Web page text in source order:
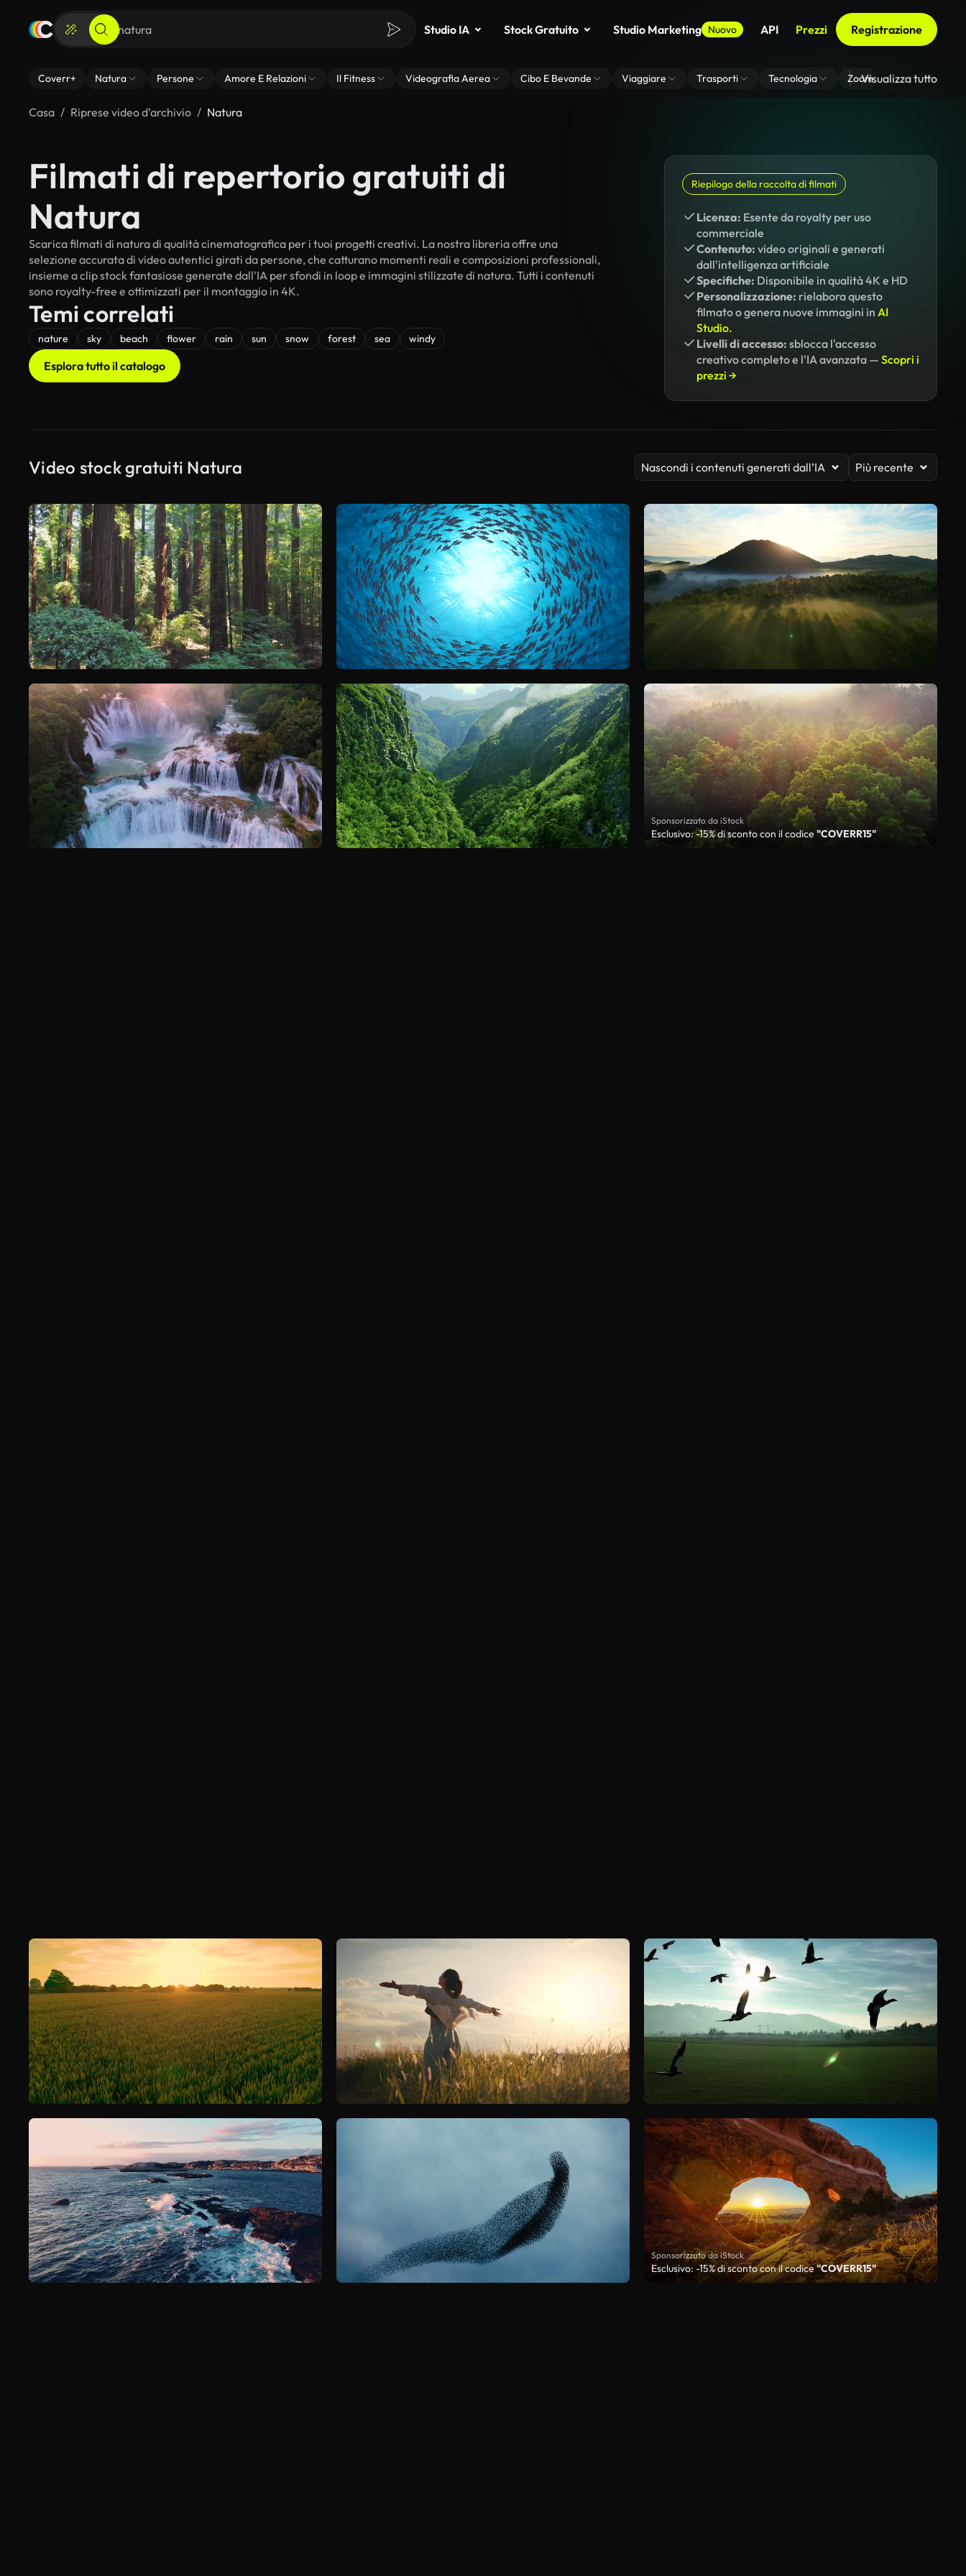
Studio IA Stock Gratuito Studio Marketing Nuovo API Prezzi Registrazione
Coverr+ Natura Persone Amore E Relazioni Il Fitness Videografia Aerea Cibo E Bevande Viaggiare Trasporti Tecnologia Zoom Di Sfondo Virtuale
Visualizza tutto
Casa Riprese video d’archivio Natura
Filmati di repertorio gratuiti di
Natura
Scarica filmati di natura di qualità cinematografica per i tuoi progetti creativi. La nostra libreria offre una
selezione accurata di video autentici girati da persone, che catturano momenti reali e composizioni professionali,
insieme a clip stock fantasiose generate dall'IA per sfondi in loop e immagini stilizzate di natura. Tutti i contenuti
sono royalty-free e ottimizzati per il montaggio in 4K.
Temi correlati
nature sky beach flower rain sun snow forest sea windy
Esplora tutto il catalogo
Riepilogo della raccolta di filmati
Licenza: Esente da royalty per uso
commerciale
Contenuto: video originali e generati
dall'intelligenza artificiale
Specifiche: Disponibile in qualità 4K e HD
Personalizzazione: rielabora questo
filmato o genera nuove immagini in AI
Studio.
Livelli di accesso: sblocca l'accesso
creativo completo e l'IA avanzata — Scopri i
prezzi →
Video stock gratuiti Natura Nascondi i contenuti generati dall’IA Più recente
Sponsorizzato da iStock
Esclusivo: -15% di sconto con il codice "COVERR15"
Sponsorizzato da iStock
Esclusivo: -15% di sconto con il codice"COVERR15"